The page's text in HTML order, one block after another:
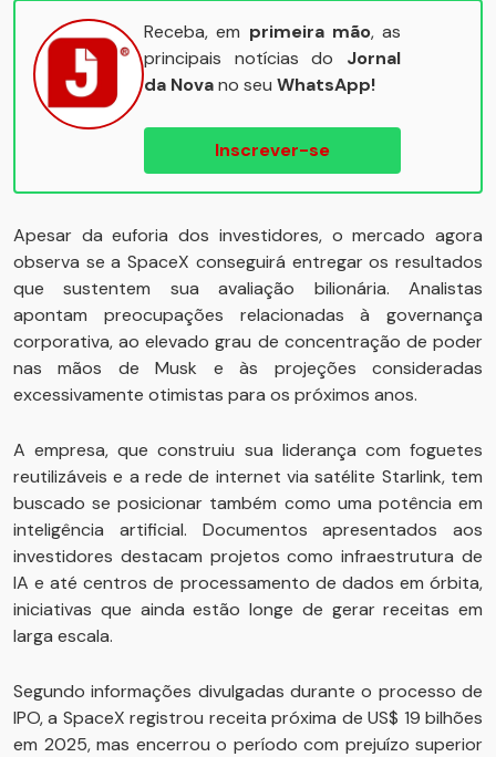
Receba, em primeira mão, as
principais notícias do Jornal
da Novano seu WhatsApp!
Inscrever-se
Apesar da euforia dos investidores, o mercado agora
observa se a SpaceX conseguirá entregar os resultados
que sustentem sua avaliação bilionária. Analistas
apontam preocupações relacionadas à governança
corporativa, ao elevado grau de concentração de poder
nas mãos de Musk e às projeções consideradas
excessivamente otimistas para os próximos anos.
A empresa, que construiu sua liderança com foguetes
reutilizáveis e a rede de internet via satélite Starlink, tem
buscado se posicionar também como uma potência em
inteligência artificial. Documentos apresentados aos
investidores destacam projetos como infraestrutura de
IA e até centros de processamento de dados em órbita,
iniciativas que ainda estão longe de gerar receitas em
larga escala.
Segundo informações divulgadas durante o processo de
IPO, a SpaceX registrou receita próxima de US$ 19 bilhões
em 2025, mas encerrou o período com prejuízo superior